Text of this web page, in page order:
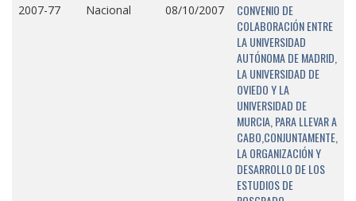
2007-77 Nacional 08/10/2007
CONVENIO DE
COLABORACIÓN ENTRE
LA UNIVERSIDAD
AUTÓNOMA DE MADRID,
LA UNIVERSIDAD DE
OVIEDO Y LA
UNIVERSIDAD DE
MURCIA, PARA LLEVAR A
CABO,CONJUNTAMENTE,
LA ORGANIZACIÓN Y
DESARROLLO DE LOS
ESTUDIOS DE